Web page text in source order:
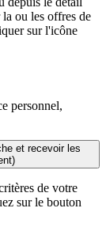
ou les offres de
sur l'icône
personnel,
et recevoir les
de votre
sur le bouton